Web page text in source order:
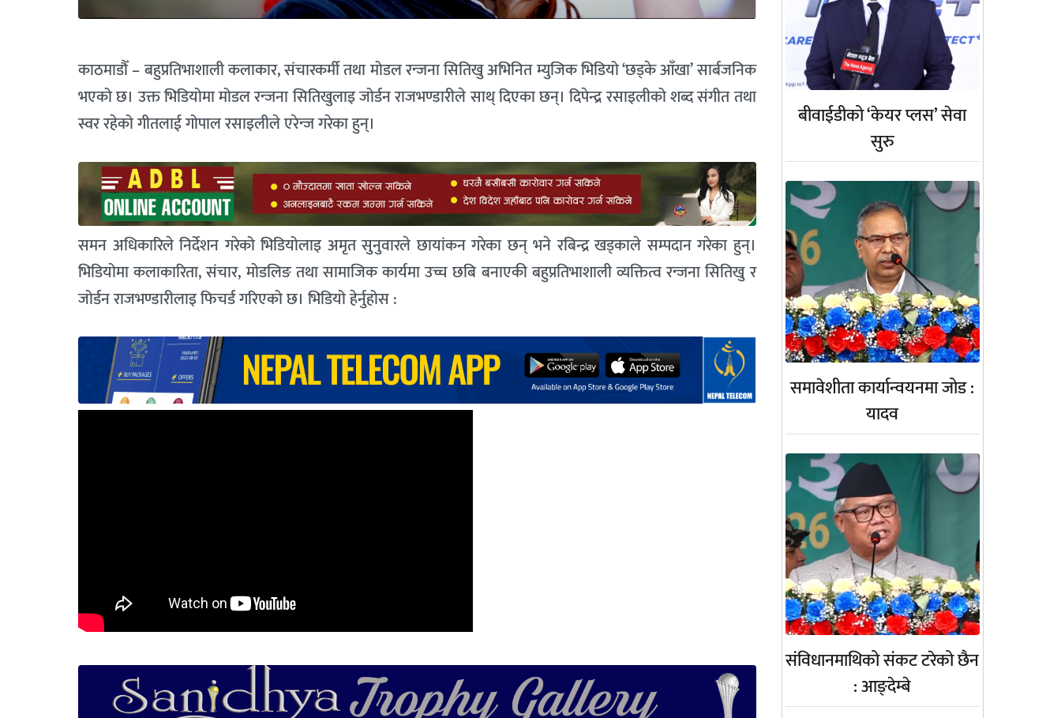
काठमाडौँ – बहुप्रतिभाशाली कलाकार, संचारकर्मी तथा मोडल रन्जना सितिखु अभिनित म्युजिक भिडियो ‘छड्के आँखा’ सार्बजनिक
भएको छ। उक्त भिडियोमा मोडल रन्जना सितिखुलाइ जोर्डन राजभण्डारीले साथ् दिएका छन्। दिपेन्द्र रसाइलीको शब्द संगीत तथा
स्वर रहेको गीतलाई गोपाल रसाइलीले एरेन्ज गरेका हुन्।
समन अधिकारिले निर्देशन गरेको भिडियोलाइ अमृत सुनुवारले छायांकन गरेका छन् भने रबिन्द्र खड्काले सम्पदान गरेका हुन्।
भिडियोमा कलाकारिता, संचार, मोडलिङ तथा सामाजिक कार्यमा उच्च छबि बनाएकी बहुप्रतिभाशाली व्यक्तित्व रन्जना सितिखु र
जोर्डन राजभण्डारीलाइ फिचर्ड गरिएको छ। भिडियो हेर्नुहोस :
बीवाईडीको ‘केयर प्लस’ सेवा
सुरु
समावेशीता कार्यान्वयनमा जोड :
यादव
संविधानमाथिको संकट टरेको छैन
: आङ्देम्बे